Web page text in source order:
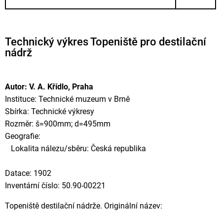
Technický výkres Topeniště pro destilační
nádrž
Autor: V. A. Křídlo, Praha
Instituce: Technické muzeum v Brně
Sbírka: Technické výkresy
Rozměr: š=900mm; d=495mm
Geografie:
Lokalita nálezu/sběru: Česká republika
Datace: 1902
Inventární číslo: 50.90-00221
Topeniště destilační nádrže. Originální název: